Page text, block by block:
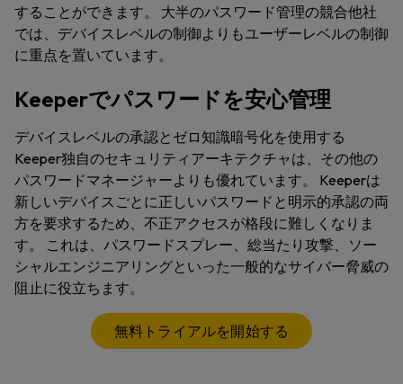
することができます。 大半のパスワード管理の競合他社
では、デバイスレベルの制御よりもユーザーレベルの制御
に重点を置いています。
Keeperでパスワードを安心管理
デバイスレベルの承認とゼロ知識暗号化を使用する
Keeper独自のセキュリティアーキテクチャは、その他の
パスワードマネージャーよりも優れています。 Keeperは
新しいデバイスごとに正しいパスワードと明示的承認の両
方を要求するため、不正アクセスが格段に難しくなりま
す。 これは、パスワードスプレー、総当たり攻撃、ソー
シャルエンジニアリングといった一般的なサイバー脅威の
阻止に役立ちます。
無料トライアルを開始する